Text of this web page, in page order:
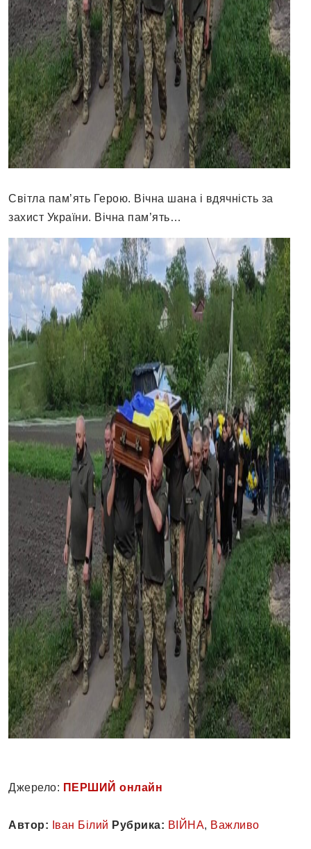
Світла пам’ять Герою. Вічна шана і вдячність за
захист України. Вічна пам’ять…
Джерело: ПЕРШИЙ онлайн
Автор: Іван Білий Рубрика: ВІЙНА, Важливо